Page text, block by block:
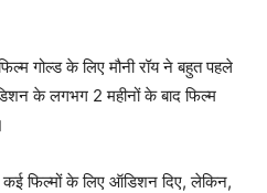
गोल्‍ड के लिए मौनी रॉय ने बहुत पहले
के लगभग 2 महीनों के बाद फिल्‍म
कई फिल्‍मों के लिए ऑडिशन दिए, लेकिन,